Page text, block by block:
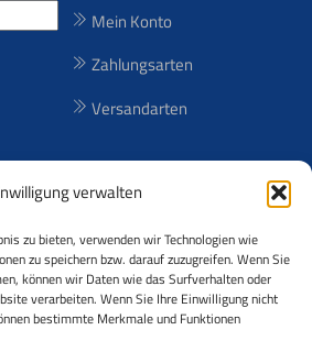
verwalten
zu bieten, verwenden wir Technologien wie
zu speichern bzw. darauf zuzugreifen. Wenn Sie
können wir Daten wie das Surfverhalten oder
verarbeiten. Wenn Sie Ihre Einwilligung nicht
bestimmte Merkmale und Funktionen
Mein Konto
Zahlungsarten
Versandarten
(RM)
der